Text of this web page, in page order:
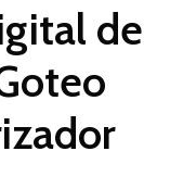
de